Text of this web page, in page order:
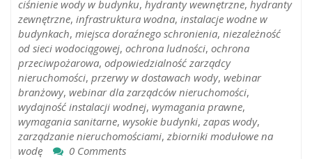
ciśnienie wody w budynku, hydranty wewnętrzne, hydranty
zewnętrzne, infrastruktura wodna, instalacje wodne w
budynkach, miejsca doraźnego schronienia, niezależność
od sieci wodociągowej, ochrona ludności, ochrona
przeciwpożarowa, odpowiedzialność zarządcy
nieruchomości, przerwy w dostawach wody, webinar
branżowy, webinar dla zarządców nieruchomości,
wydajność instalacji wodnej, wymagania prawne,
wymagania sanitarne, wysokie budynki, zapas wody,
zarządzanie nieruchomościami, zbiorniki modułowe na
wodę
0 Comments